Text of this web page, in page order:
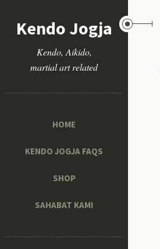
Kendo Jogja
Kendo, Aikido,
martial art related
HOME
KENDO JOGJA FAQS
SHOP
SAHABAT KAMI